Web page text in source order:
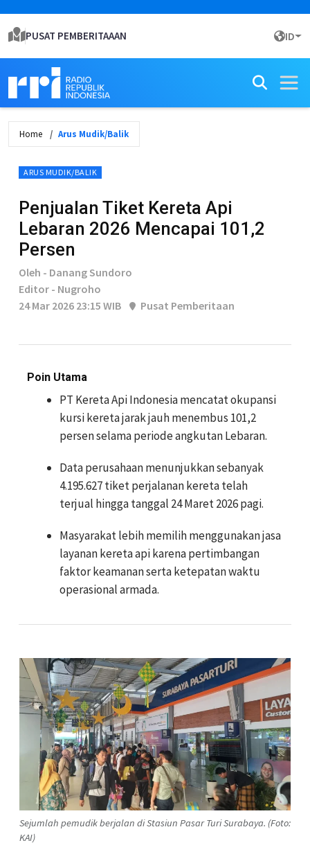
PUSAT PEMBERITAAAN ID
Home Arus Mudik/Balik
ARUS MUDIK/BALIK
Penjualan Tiket Kereta Api
Lebaran 2026 Mencapai 101,2
Persen
Oleh - Danang Sundoro
Editor - Nugroho
24 Mar 2026 23:15 WIB
Pusat Pemberitaan
Poin Utama
PT Kereta Api Indonesia mencatat okupansi
kursi kereta jarak jauh menembus 101,2
persen selama periode angkutan Lebaran.
Data perusahaan menunjukkan sebanyak
4.195.627 tiket perjalanan kereta telah
terjual hingga tanggal 24 Maret 2026 pagi.
Masyarakat lebih memilih menggunakan jasa
layanan kereta api karena pertimbangan
faktor keamanan serta ketepatan waktu
operasional armada.
Sejumlah pemudik berjalan di Stasiun Pasar Turi Surabaya. (Foto:
KAI)